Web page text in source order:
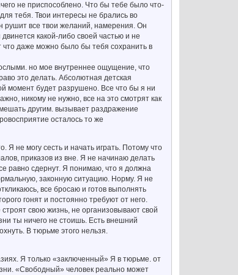
не приспособлено. Что бы тебе было что-
тебя. Твои интересы не брались во
рушит все твои желаний, намерения. Он
какой-либо своей частью и не
что даже можно было бы тебя сохранить в
но мое внутреннее ощущение, что
это делать. Абсолютная детская
момент будет разрушено. Все что бы я ни
никому не нужно, все на это смотрят как
другим. вызывает раздражение
осталось то же
Я не могу сесть и начать играть. Потому что
приказов из вне. Я не начинаю делать
равно сдернут. Я понимаю, что я должна
законную ситуацию. Норму. Я не
все бросаю и готов выполнять
гонят и постоянно требуют от него.
свою жизнь, не организовывают свой
ты ничего не стоишь. Есть внешний
В тюрьме этого нельзя.
Я только «заключенный» Я в тюрьме. от
«Свободный» человек реально может